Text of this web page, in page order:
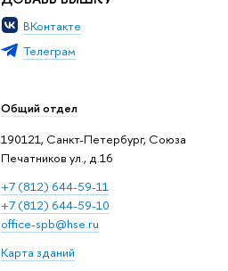
ВКонтакте
Телеграм
Общий отдел
190121, Санкт-Петербург, Союза
Печатников ул., д.16
+7 (812) 644-59-11
+7 (812) 644-59-10
office-spb@hse.ru
Карта зданий